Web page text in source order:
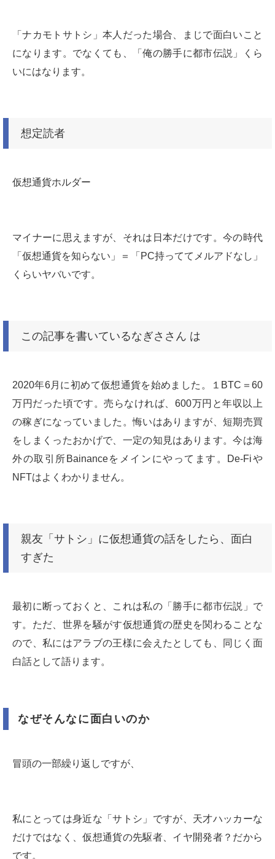
「ナカモトサトシ」本人だった場合、まじで面白いこと
になります。でなくても、「俺の勝手に都市伝説」くら
いにはなります。
想定読者
仮想通貨ホルダー
マイナーに思えますが、それは日本だけです。今の時代
「仮想通貨を知らない」＝「PC持っててメルアドなし」
くらいヤバいです。
この記事を書いているなぎささん は
2020年6月に初めて仮想通貨を始めました。１BTC＝60
万円だった頃です。売らなければ、600万円と年収以上
の稼ぎになっていました。悔いはありますが、短期売買
をしまくったおかげで、一定の知見はあります。今は海
外の取引所Bainanceをメインにやってます。De-Fiや
NFTはよくわかりません。
親友「サトシ」に仮想通貨の話をしたら、面白
すぎた
最初に断っておくと、これは私の「勝手に都市伝説」で
す。ただ、世界を騒がす仮想通貨の歴史を関わることな
ので、私にはアラブの王様に会えたとしても、同じく面
白話として語ります。
なぜそんなに面白いのか
冒頭の一部繰り返しですが、
私にとっては身近な「サトシ」ですが、天才ハッカーな
だけではなく、仮想通貨の先駆者、イヤ開発者？だから
です。